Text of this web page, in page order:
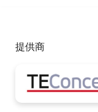
提供商